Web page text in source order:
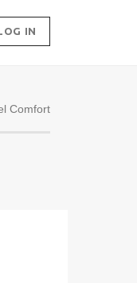
IN
Comfort